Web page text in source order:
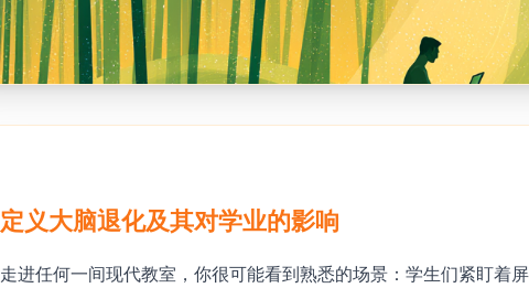
定义大脑退化及其对学业的影响
走进任何一间现代教室，你很可能看到熟悉的场景：学生们紧盯着